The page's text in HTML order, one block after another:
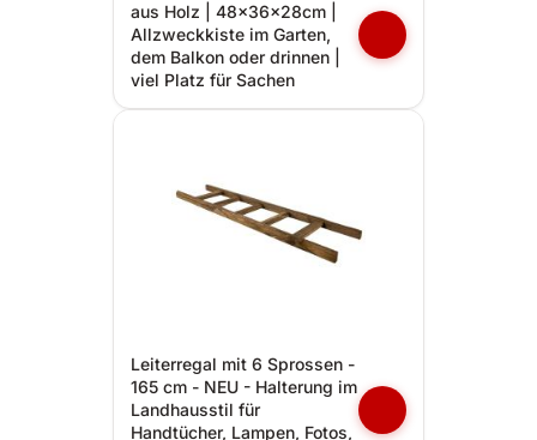
aus Holz | 48x36x28cm |
Allzweckkiste im Garten,
dem Balkon oder drinnen |
viel Platz für Sachen
Leiterregal mit 6 Sprossen -
165 cm - NEU - Halterung im
Landhausstil für
Handtücher, Lampen, Fotos,